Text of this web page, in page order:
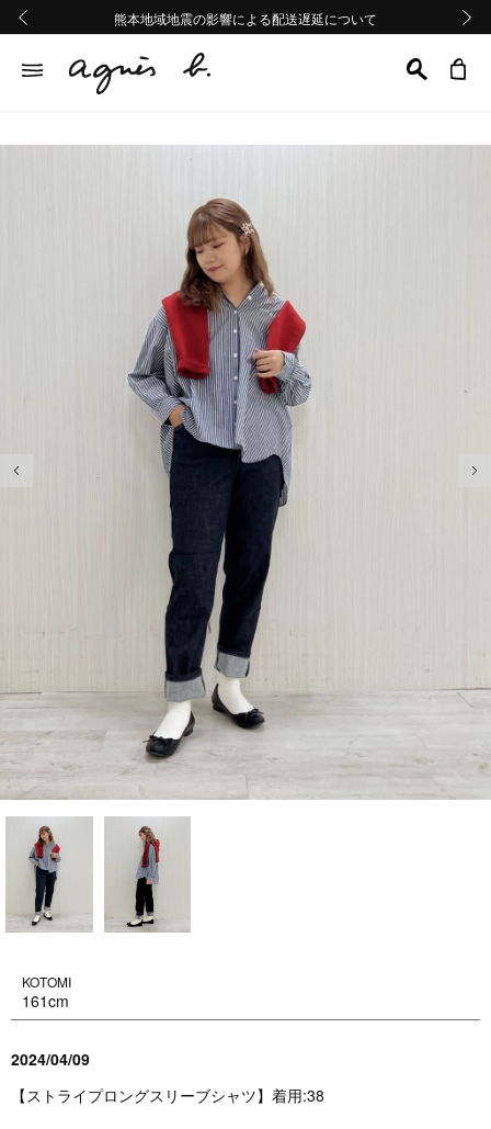
熊本地域地震の影響による配送遅延について
Summer Sale 2buy10%OFF!!
熊本地域地震の影響による配送遅延について
Summer Sale 2buy10%OFF!!
前の画像
KOTOMI
161cm
2024/04/09
【ストライプロングスリーブシャツ】着用:38